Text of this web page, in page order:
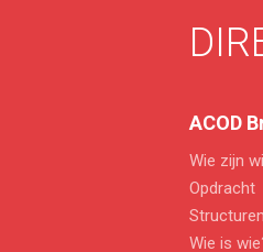
ACOD
Wie zijn
Opdracht
Structuren
Wie is